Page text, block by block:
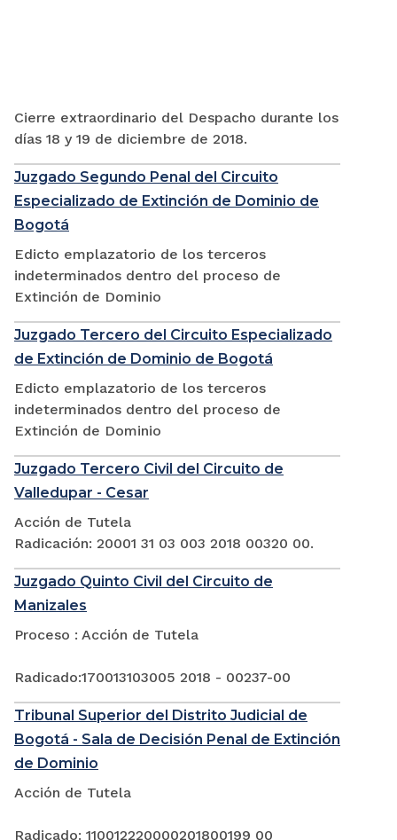
Cierre extraordinario del Despacho durante los
días 18 y 19 de diciembre de 2018.
Juzgado Segundo Penal del Circuito
Especializado de Extinción de Dominio de
Bogotá
Edicto emplazatorio de los terceros
indeterminados dentro del proceso de
Extinción de Dominio
Juzgado Tercero del Circuito Especializado
de Extinción de Dominio de Bogotá
Edicto emplazatorio de los terceros
indeterminados dentro del proceso de
Extinción de Dominio
Juzgado Tercero Civil del Circuito de
Valledupar - Cesar
Acción de Tutela
Radicación: 20001 31 03 003 2018 00320 00.
Juzgado Quinto Civil del Circuito de
Manizales
Proceso : Acción de Tutela
Radicado:170013103005 2018 - 00237-00
Tribunal Superior del Distrito Judicial de
Bogotá - Sala de Decisión Penal de Extinción
de Dominio
Acción de Tutela
Radicado: 110012220000201800199 00